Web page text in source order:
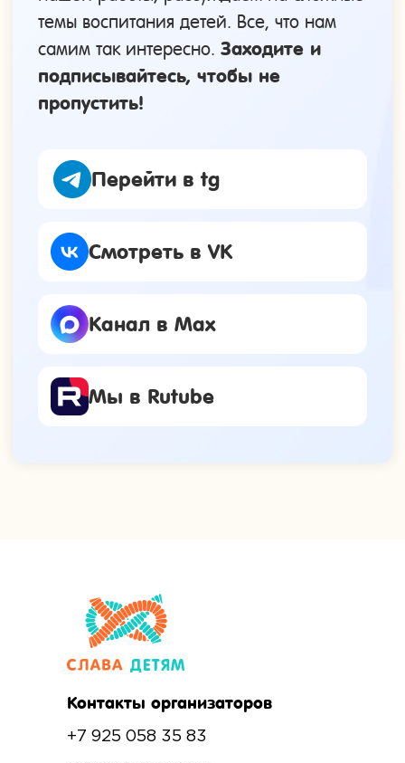
Контакты организаторов
+7 925 058 35 83